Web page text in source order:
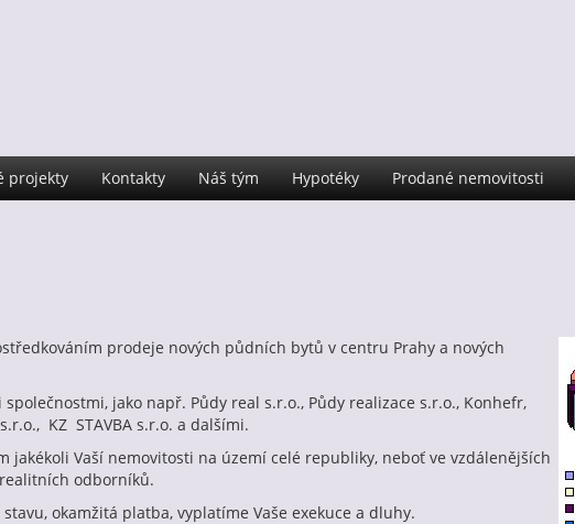
projekty Kontakty Náš tým Hypotéky Prodané nemovitosti
prodeje nových půdních bytů v centru Prahy a nových
jako např. Půdy real s.r.o., Půdy realizace s.r.o., Konhefr,
KZ STAVBA s.r.o. a dalšími.
Vaší nemovitosti na území celé republiky, neboť ve vzdálenějších
odborníků.
okamžitá platba, vyplatíme Vaše exekuce a dluhy.